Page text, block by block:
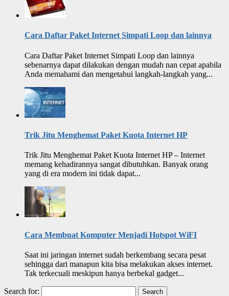
Cara Daftar Paket Internet Simpati Loop dan lainnya
Cara Daftar Paket Internet Simpati Loop dan lainnya
sebenarnya dapat dilakukan dengan mudah nan cepat apabila
Anda memahami dan mengetahui langkah-langkah yang...
Trik Jitu Menghemat Paket Kuota Internet HP
Trik Jitu Menghemat Paket Kuota Internet HP – Internet
memang kehadirannya sangat dibutuhkan. Banyak orang
yang di era modern ini tidak dapat...
Cara Membuat Komputer Menjadi Hotspot WiFI
Saat ini jaringan internet sudah berkembang secara pesat
sehingga dari manapun kita bisa melakukan akses internet.
Tak terkecuali meskipun hanya berbekal gadget...
Search for: